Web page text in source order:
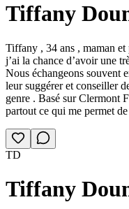
Tiffany
Tiffany , 34 ans , maman et
j’ai la chance d’avoir une
Nous échangeons souvent
leur suggérer et conseiller
genre . Basé sur Clermont
partout ce qui me permet
TD
Tiffany